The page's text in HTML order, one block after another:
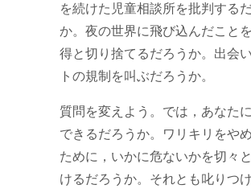
を続けた児童相談所を批判する
か。夜の世界に飛び込んだこと
得と切り捨てるだろうか。出会
トの規制を叫ぶだろうか。
質問を変えよう。では，あなた
できるだろうか。ワリキリをや
ために，いかに危ないかを切々
けるだろうか。それとも叱りつ